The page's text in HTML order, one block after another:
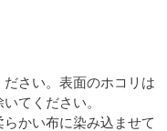
ださい。表面のホコリは
てください。
かい布に染み込ませて